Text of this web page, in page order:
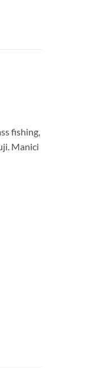
fishing,
Manici